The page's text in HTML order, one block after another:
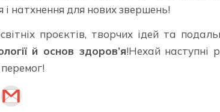
натхнення для нових звершень!
проєктів, творчих ідей та
й основ здоров’я!Нехай наступні